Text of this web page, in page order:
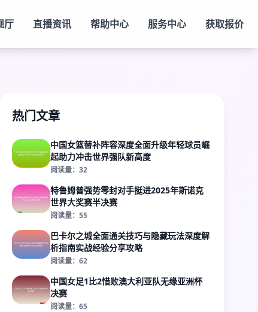
厅 直播资讯 帮助中心 服务中心 获取报价
热门文章
中国女篮替补阵容深度全面升级年轻球员崛
起助力冲击世界强队新高度
阅读量：32
特鲁姆普强势零封对手挺进2025年斯诺克
世界大奖赛半决赛
阅读量：55
巴卡尔之城全面通关技巧与隐藏玩法深度解
析指南实战经验分享攻略
阅读量：62
中国女足1比2惜败澳大利亚队无缘亚洲杯
决赛
阅读量：65